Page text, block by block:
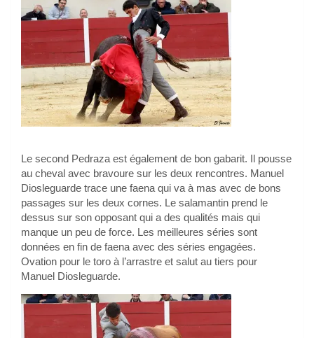
Le second Pedraza est également de bon gabarit. Il pousse
au cheval avec bravoure sur les deux rencontres. Manuel
Diosleguarde trace une faena qui va à mas avec de bons
passages sur les deux cornes. Le salamantin prend le
dessus sur son opposant qui a des qualités mais qui
manque un peu de force. Les meilleures séries sont
données en fin de faena avec des séries engagées.
Ovation pour le toro à l’arrastre et salut au tiers pour
Manuel Diosleguarde.